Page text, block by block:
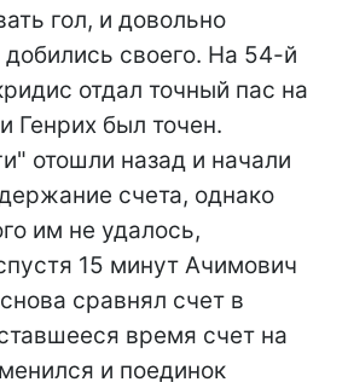
гол, и довольно
своего. На 54-й
отдал точный пас на
Генрих был точен.
отошли назад и начали
счета, однако
им не удалось,
15 минут Ачимович
сравнял счет в
время счет на
и поединок